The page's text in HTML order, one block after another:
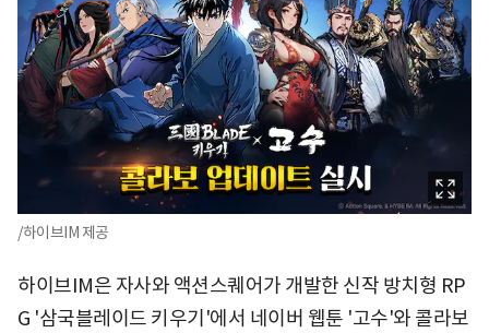
/하이브IM 제공
하이브IM은 자사와 액션스퀘어가 개발한 신작 방치형 RP
G '삼국블레이드 키우기'에서 네이버 웹툰 '고수'와 콜라보